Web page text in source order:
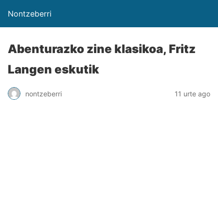
Nontzeberri
Abenturazko zine klasikoa, Fritz
Langen eskutik
nontzeberri 11 urte ago